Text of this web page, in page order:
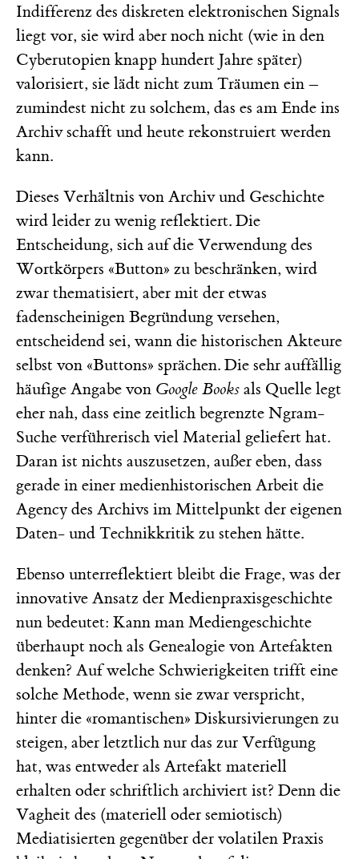
Indifferenz des diskreten elektronischen Signals
liegt vor, sie wird aber noch nicht (wie in den
Cyberutopien knapp hundert Jahre später)
valorisiert, sie lädt nicht zum Träumen ein –
zumindest nicht zu solchem, das es am Ende ins
Archiv schafft und heute rekonstruiert werden
kann.
Dieses Verhältnis von Archiv und Geschichte
wird leider zu wenig reflektiert. Die
Entscheidung, sich auf die Verwendung des
Wortkörpers «Button» zu beschränken, wird
zwar thematisiert, aber mit der etwas
fadenscheinigen Begründung versehen,
entscheidend sei, wann die historischen Akteure
selbst von «Buttons» sprächen. Die sehr auffällig
häufige Angabe von Google Books als Quelle legt
eher nah, dass eine zeitlich begrenzte Ngram-
Suche verführerisch viel Material geliefert hat.
Daran ist nichts auszusetzen, außer eben, dass
gerade in einer medienhistorischen Arbeit die
Agency des Archivs im Mittelpunkt der eigenen
Daten- und Technikkritik zu stehen hätte.
Ebenso unterreflektiert bleibt die Frage, was der
innovative Ansatz der Medienpraxisgeschichte
nun bedeutet: Kann man Mediengeschichte
überhaupt noch als Genealogie von Artefakten
denken? Auf welche Schwierigkeiten trifft eine
solche Methode, wenn sie zwar verspricht,
hinter die «romantischen» Diskursivierungen zu
steigen, aber letztlich nur das zur Verfügung
hat, was entweder als Artefakt materiell
erhalten oder schriftlich archiviert ist? Denn die
Vagheit des (materiell oder semiotisch)
Mediatisierten gegenüber der volatilen Praxis